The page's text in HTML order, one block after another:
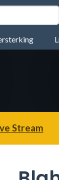
Stream